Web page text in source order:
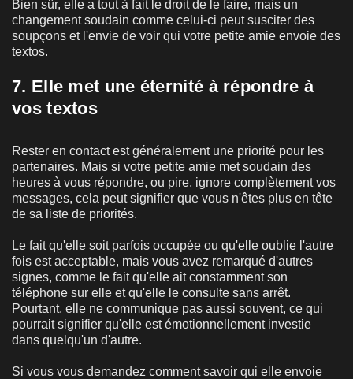
Bien sûr, elle a tout à fait le droit de le faire, mais un
changement soudain comme celui-ci peut susciter des
soupçons et l'envie de voir qui votre petite amie envoie des
textos.
7. Elle met une éternité à répondre à
vos textos
Rester en contact est généralement une priorité pour les
partenaires. Mais si votre petite amie met soudain des
heures à vous répondre, ou pire, ignore complètement vos
messages, cela peut signifier que vous n'êtes plus en tête
de sa liste de priorités.
Le fait qu'elle soit parfois occupée ou qu'elle oublie l'autre
fois est acceptable, mais vous avez remarqué d'autres
signes, comme le fait qu'elle ait constamment son
téléphone sur elle et qu'elle le consulte sans arrêt.
Pourtant, elle ne communique pas aussi souvent, ce qui
pourrait signifier qu'elle est émotionnellement investie
dans quelqu'un d'autre.
Si vous vous demandez comment savoir qui elle envoie